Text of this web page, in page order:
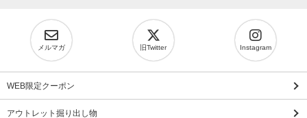
メルマガ 旧Twitter Instagram
WEB限定クーポン
アウトレット掘り出し物